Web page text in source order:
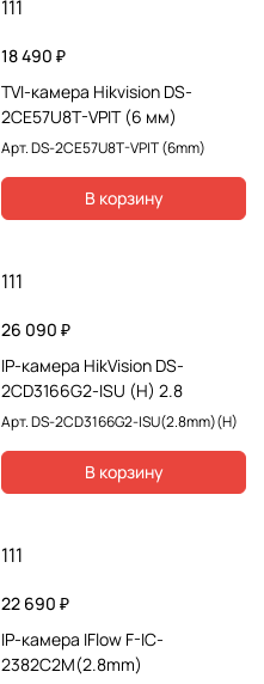
111
18 490 ₽
TVI-камера Hikvision DS-
2CE57U8T-VPIT (6 мм)
Арт.DS-2CE57U8T-VPIT (6mm)
В корзину
111
26 090 ₽
IP-камера HikVision DS-
2CD3166G2-ISU (H) 2.8
Арт.DS-2CD3166G2-ISU(2.8mm)(H)
В корзину
111
22 690 ₽
IP-камера IFlow F-IC-
2382C2M(2.8mm)